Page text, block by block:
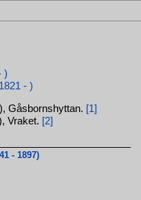
)
- )
Gåsbornshyttan. [1]
Vraket. [2]
- 1897)